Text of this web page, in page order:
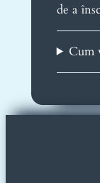
de a
Cum